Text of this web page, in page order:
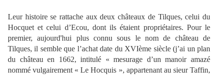
Leur histoire se rattache aux deux châteaux de Tilques, celui du
Hocquet et celui d’Ecou, dont ils étaient propriétaires. Pour le
premier, aujourd'hui plus connu sous le nom de château de
Tilques, il semble que l’achat date du XVIème siècle (j’ai un plan
du château en 1662, intitulé « mesurage d’un manoir amazé
nommé vulgairement « Le Hocquis », appartenant au sieur Taffin,